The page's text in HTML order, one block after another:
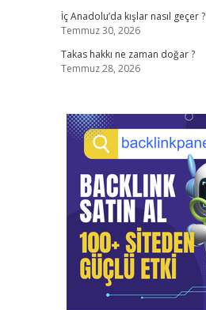
İç Anadolu’da kışlar nasıl geçer ?
Temmuz 30, 2026
Takas hakkı ne zaman doğar ?
Temmuz 28, 2026